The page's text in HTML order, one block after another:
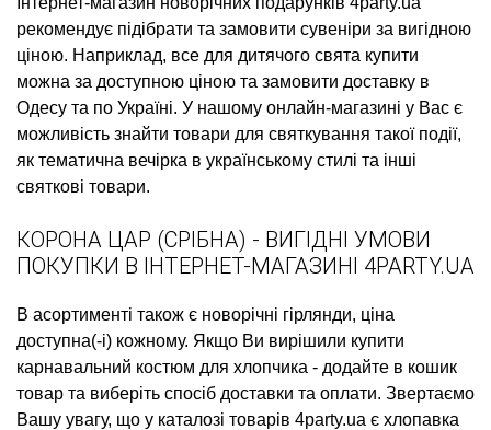
рекомендує підібрати та замовити сувеніри за вигідною
ціною. Наприклад, все для дитячого свята купити
можна за доступною ціною та замовити доставку в
Одесу та по Україні. У нашому онлайн-магазині у Вас є
можливість знайти товари для святкування такої події,
як тематична вечірка в українському стилі та інші
святкові товари.
КОРОНА ЦАР (СРІБНА) - ВИГІДНІ УМОВИ
ПОКУПКИ В ІНТЕРНЕТ-МАГАЗИНІ 4PARTY.UA
В асортименті також є новорічні гірлянди, ціна
доступна(-і) кожному. Якщо Ви вирішили купити
карнавальний костюм для хлопчика - додайте в кошик
товар та виберіть спосіб доставки та оплати. Звертаємо
Вашу увагу, що у каталозі товарів 4party.ua є хлопавка